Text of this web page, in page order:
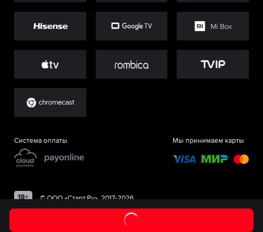
Система оплаты Мы принимаем карты
©ООО «Старт.Ру», 2017-2026